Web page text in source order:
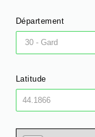
Département
Latitude